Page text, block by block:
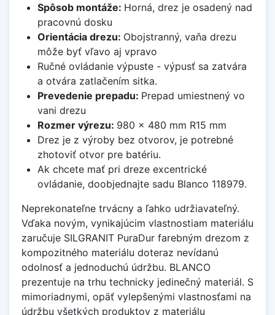
Spôsob montáže: Horná, drez je osadený nad
pracovnú dosku
Orientácia drezu: Obojstranný, vaňa drezu
môže byť vľavo aj vpravo
Ručné ovládanie výpuste - výpusť sa zatvára
a otvára zatlačením sitka.
Prevedenie prepadu: Prepad umiestnený vo
vani drezu
Rozmer výrezu: 980 x 480 mm R15 mm
Drez je z výroby bez otvorov, je potrebné
zhotoviť otvor pre batériu.
Ak chcete mať pri dreze excentrické
ovládanie, doobjednajte sadu Blanco 118979.
Neprekonateľne trvácny a ľahko udržiavateľný.
Vďaka novým, vynikajúcim vlastnostiam materiálu
zaručuje SILGRANIT PuraDur farebným drezom z
kompozitného materiálu doteraz nevídanú
odolnosť a jednoduchú údržbu. BLANCO
prezentuje na trhu technicky jedinečný materiál. S
mimoriadnymi, opäť vylepšenými vlastnosťami na
údržbu všetkých produktov z materiálu